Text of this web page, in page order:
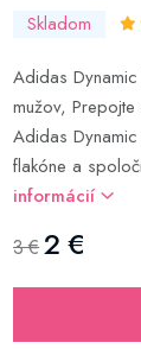
Skladom
Adidas
mužov,
Adidas
flakóne a
informácií
3 €2 €